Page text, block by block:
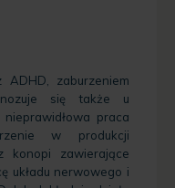
zaburzeniem
się także u
praca
w produkcji
konopi zawierające
układu nerwowego i